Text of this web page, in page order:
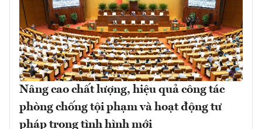
Nâng cao chất lượng, hiệu quả công tác
phòng chống tội phạm và hoạt động tư
pháp trong tình hình mới